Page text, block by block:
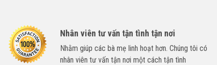
Nhân viên tư vấn tận tình tận nơi
Nhằm giúp các bà mẹ linh hoạt hơn. Chúng tôi có
nhân viên tư vấn tận nơi một cách tận tình